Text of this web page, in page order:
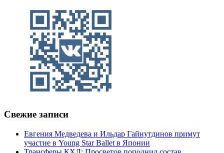
Свежие записи
Евгения Медведева и Ильдар Гайнутдинов примут
участие в Young Star Ballet в Японии